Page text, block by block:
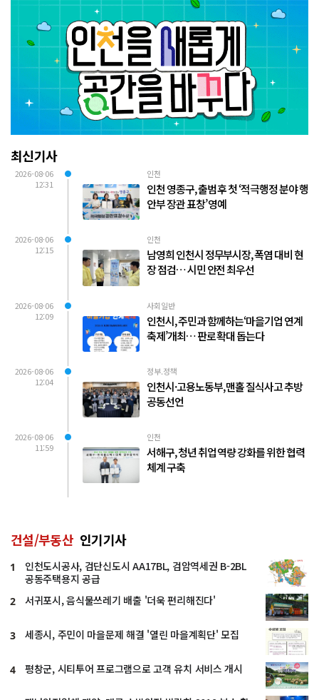
최신기사
2026-08-06
12:31
인천
인천 영종구, 출범 후 첫 ‘적극행정 분야 행
안부 장관 표창’ 영예
2026-08-06
12:15
인천
남영희 인천시 정무부시장, 폭염 대비 현
장 점검… 시민 안전 최우선
2026-08-06
12:09
사회일반
인천시, 주민과 함께하는‘마을기업 연계
축제’개최… 판로 확대 돕는다
2026-08-06
12:04
정부.정책
인천시·고용노동부, 맨홀 질식사고 추방
공동선언
2026-08-06
11:59
인천
서해구, 청년 취업 역량 강화를 위한 협력
체계 구축
건설/부동산 인기기사
1
인천도시공사, 검단신도시 AA17BL, 검암역세권 B-2BL
공동주택용지 공급
2 서귀포시, 음식물쓰레기 배출 '더욱 편리해진다'
3 세종시, 주민이 마을문제 해결 '열린 마을계획단' 모집
4 평창군, 시티투어 프로그램으로 고객 유치 서비스 개시